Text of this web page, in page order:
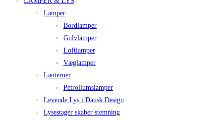
Lamper
Bordlamper
Gulvlamper
Loftlamper
Væglamper
Lanterner
Petroliumslamper
Levende Lys i Dansk Design
Lysestager skaber stemning